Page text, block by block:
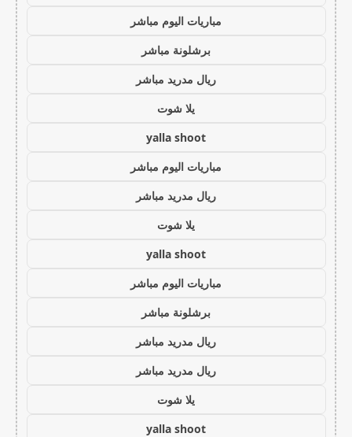
مباريات اليوم مباشر
برشلونة مباشر
ريال مدريد مباشر
يلا شوت
yalla shoot
مباريات اليوم مباشر
ريال مدريد مباشر
يلا شوت
yalla shoot
مباريات اليوم مباشر
برشلونة مباشر
ريال مدريد مباشر
ريال مدريد مباشر
يلا شوت
yalla shoot